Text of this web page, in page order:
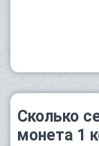
Сколько
монета 1